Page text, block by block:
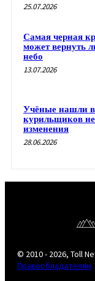
25.07.2026
Самая черная
может вернуть
небо
13.07.2026
Учёные нашли в
курильщиков
изменения
28.06.2026
© 2010 - 2026, Toll
Правообладателям